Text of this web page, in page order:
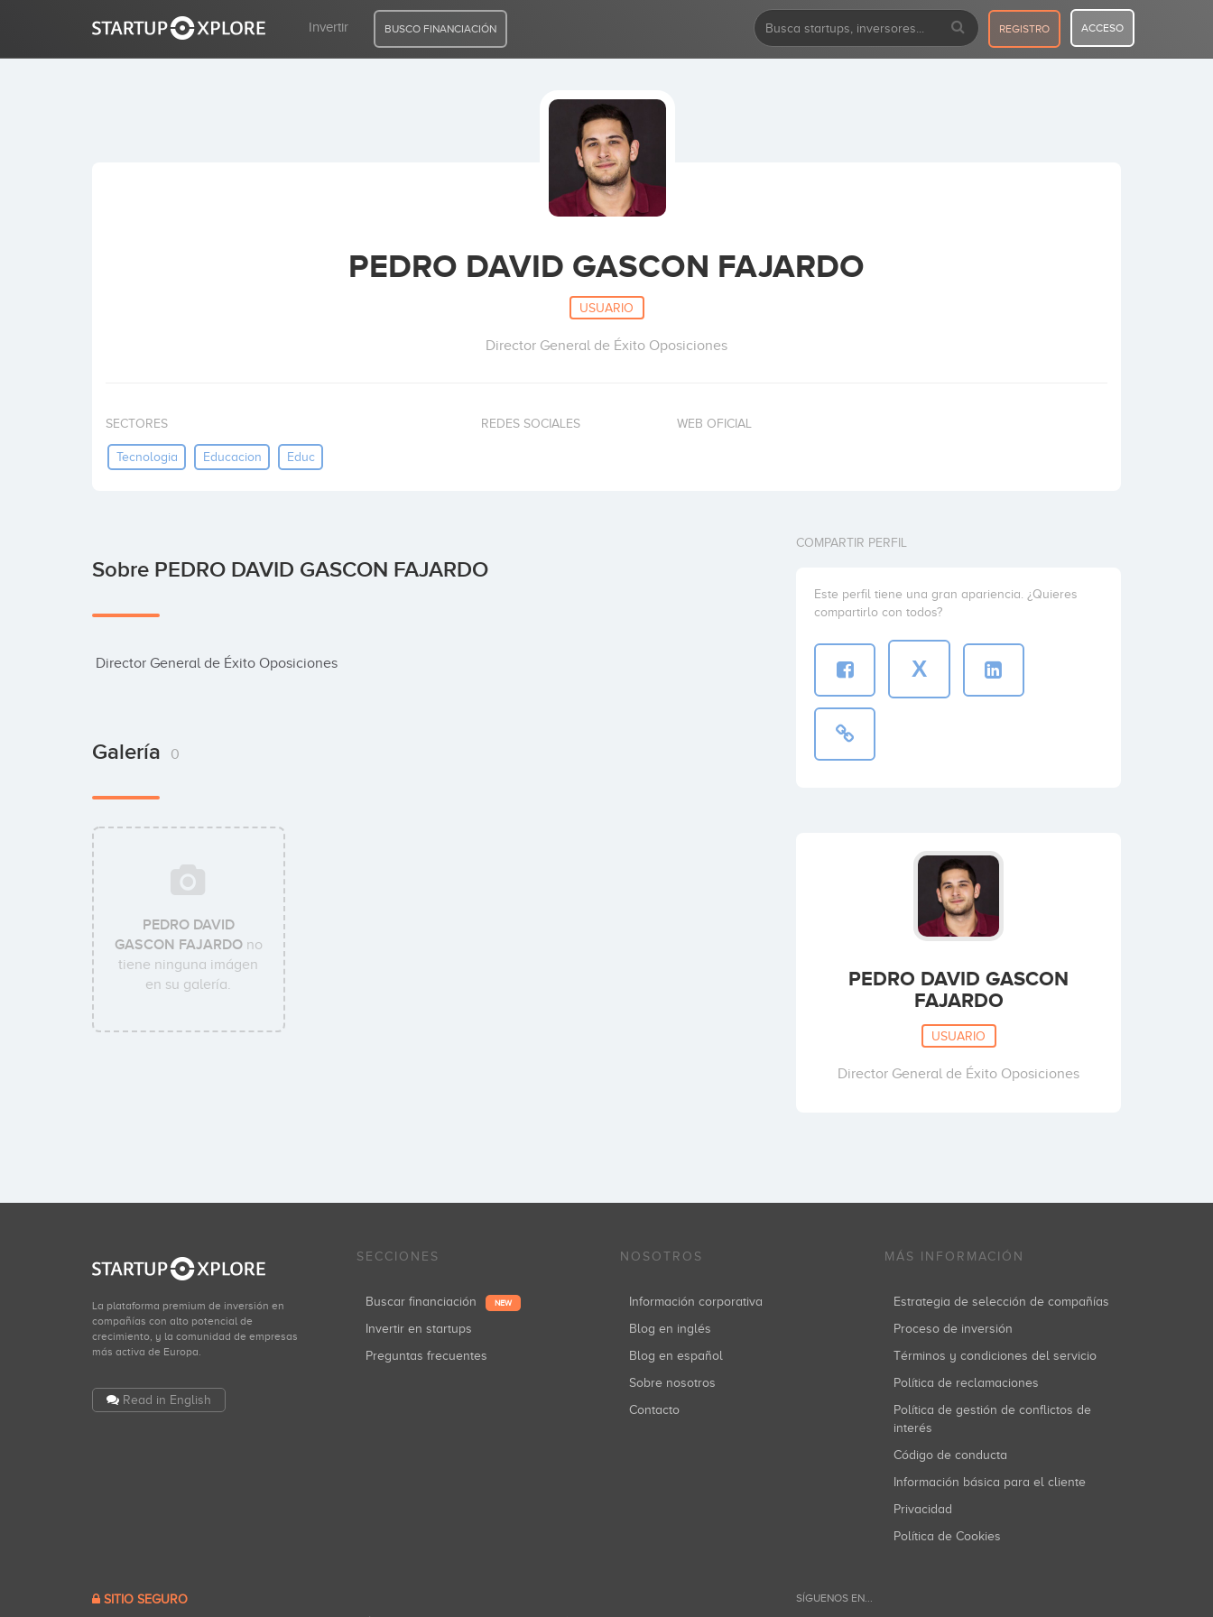
Invertir BUSCO FINANCIACIÓN REGISTRO ACCESO
PEDRO DAVID GASCON FAJARDO
USUARIO
Director General de Éxito Oposiciones
SECTORES
Tecnologia Educacion Educ
REDES SOCIALES WEB OFICIAL
Sobre PEDRO DAVID GASCON FAJARDO
Director General de Éxito Oposiciones
Galería 0
PEDRO DAVID
GASCON FAJARDOno
tiene ninguna imágen
en su galería.
COMPARTIR PERFIL
Este perfil tiene una gran apariencia. ¿Quieres
compartirlo con todos?
X
PEDRO DAVID GASCON
FAJARDO
USUARIO
Director General de Éxito Oposiciones
La plataforma premium de inversión en
compañías con alto potencial de
crecimiento, y la comunidad de empresas
más activa de Europa.
Read in English
SECCIONES
Buscar financiación NEW
Invertir en startups
Preguntas frecuentes
NOSOTROS
Información corporativa
Blog en inglés
Blog en español
Sobre nosotros
Contacto
MÁS INFORMACIÓN
Estrategia de selección de compañías
Proceso de inversión
Términos y condiciones del servicio
Política de reclamaciones
Política de gestión de conflictos de
interés
Código de conducta
Información básica para el cliente
Privacidad
Política de Cookies
SITIO SEGURO SÍGUENOS EN...